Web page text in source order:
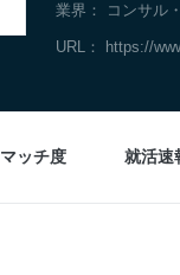
業界： コンサル
URL： https://
マッチ度 就活速